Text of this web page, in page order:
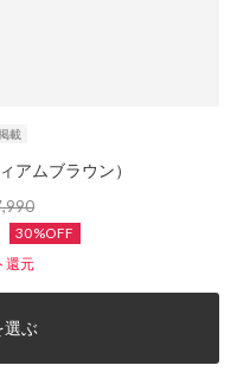
載
アムブラウン）
30%OFF
還元
選ぶ